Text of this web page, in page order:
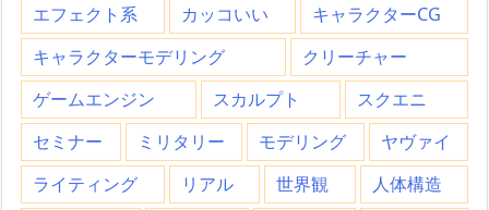
エフェクト系
カッコいい
キャラクターCG
キャラクターモデリング
クリーチャー
ゲームエンジン
スカルプト
スクエニ
セミナー
ミリタリー モデリング
ヤヴァイ
ライティング
リアル 世界観
人体構造